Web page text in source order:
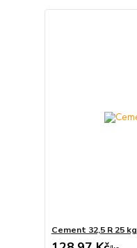
Cement 32,5 R 25 kg